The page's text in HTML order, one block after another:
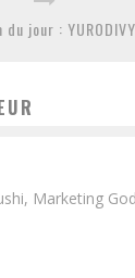
du jour : YURODIVY
Marketing